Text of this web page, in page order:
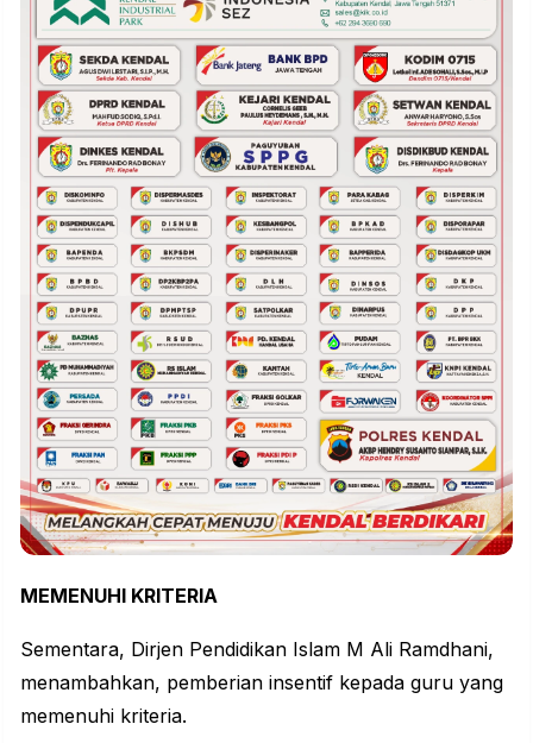
MEMENUHI KRITERIA
Sementara, Dirjen Pendidikan Islam M Ali Ramdhani,
menambahkan, pemberian insentif kepada guru yang
memenuhi kriteria.